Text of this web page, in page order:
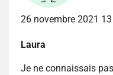
26 novembre 2021
Laura
Je ne connaissais